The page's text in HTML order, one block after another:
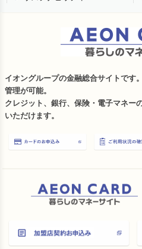
イオングループの金融総合サイトです
管理が可能。
クレジット、銀行、保険・電子マネー
いただけます。